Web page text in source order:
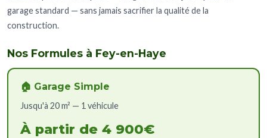
garage standard — sans jamais sacrifier la qualité de la
construction.
Nos Formules à Fey-en-Haye
🏠 Garage Simple
Jusqu'à 20 m² — 1 véhicule
À partir de 4 900€